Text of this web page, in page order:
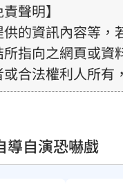
聲明】
的資訊內容等
指向之網頁或
合法權利人所
聞網所提供的資
導自演恐嚇戲